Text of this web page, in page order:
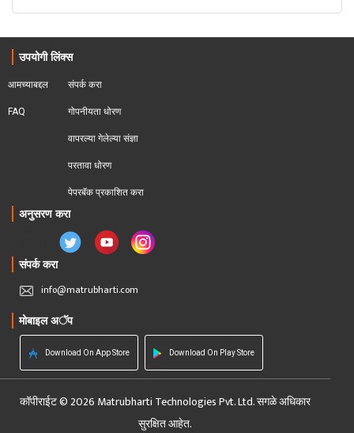
उपयोगी लिंक्स
आमच्याबद्दल
FAQ
संपर्क करा
गोपनीयता धोरण
वापरल्या गेलेल्या संज्ञा
परतावा धोरण
पेपरबॅक प्रकाशित करा
अनुसरण करा
संपर्क करा
info@matrubharti.com
मोबाइल अॅप
Download On App Store Download On Play Store
कॉपीराईट © 2026 Matrubharti Technologies Pvt. Ltd. सगळे अधिकार
सुरक्षित आहेत.